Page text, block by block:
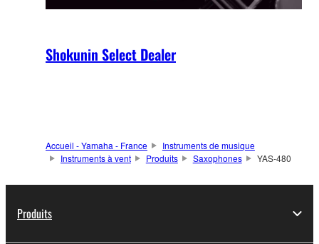
Shokunin Select Dealer
Accueil - Yamaha - France
Instruments de musique
Instruments à vent
Produits Saxophones YAS-480
Produits